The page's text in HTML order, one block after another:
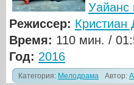
Уайанс
Режиссер: Кристиан
Время: 110 мин. /
Год: 2016
Категория: Мелодрама Автор: